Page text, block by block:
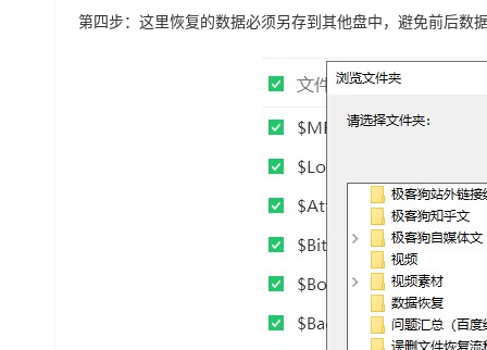
第四步：这里恢复的数据必须另存到其他盘中，避免前后数